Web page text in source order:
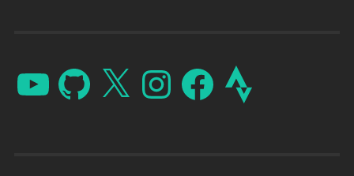
YouTube GitHub X InstagramFacebook Strava